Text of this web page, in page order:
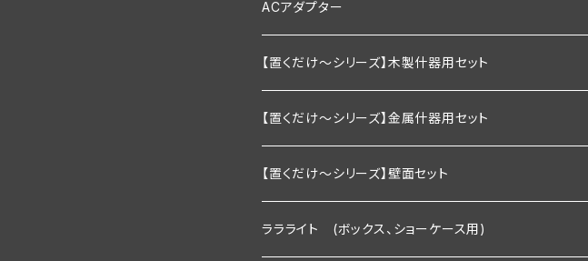
1200mm以下
900ｍｍ以下
1200ｍｍ以下
600ｍｍ以下
900ｍｍ以下
1200ｍｍ以下
棚板幅900×奥行200ｍｍ
棚板幅900×奥行250ｍｍ
棚板幅1200×奥行200ｍｍ
棚板幅1200×奥行250ｍｍ
ダブルタイプ
絶縁引掛けタイプ
通常型
調光器付き
ACアダプター
業務用
家庭用向け
【置くだけ～シリーズ】木製什器用セット
2段セット
2段セット＋トップライト付き
3段セット
【置くだけ～シリーズ】金属什器用セット
Ｒシリーズ 30ｃｍ板・置くピカタイプ
２段タイプ 埋込照明付き棚板×2枚＋棚板
Ｒシリーズ 30ｃｍ板・埋込タイプ
【置くだけ～シリーズ】壁面セット
Rシリーズ 【既存】タイプ
ララライト (ボックス、ショーケース用)